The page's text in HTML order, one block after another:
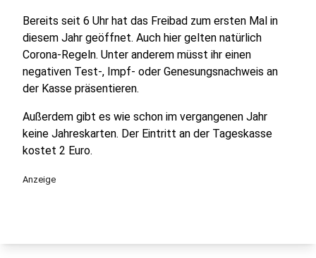
Bereits seit 6 Uhr hat das Freibad zum ersten Mal in
diesem Jahr geöffnet. Auch hier gelten natürlich
Corona-Regeln. Unter anderem müsst ihr einen
negativen Test-, Impf- oder Genesungsnachweis an
der Kasse präsentieren.
Außerdem gibt es wie schon im vergangenen Jahr
keine Jahreskarten. Der Eintritt an der Tageskasse
kostet 2 Euro.
Anzeige